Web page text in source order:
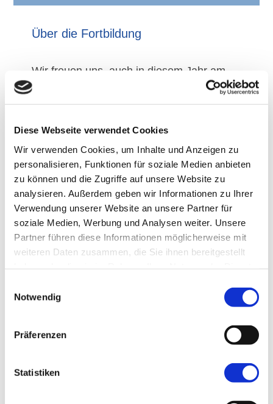
Diese Webseite verwendet Cookies
Wir verwenden Cookies, um Inhalte und Anzeigen zu
personalisieren, Funktionen für soziale Medien anbieten
zu können und die Zugriffe auf unsere Website zu
analysieren. Außerdem geben wir Informationen zu Ihrer
Verwendung unserer Website an unsere Partner für
soziale Medien, Werbung und Analysen weiter. Unsere
Partner führen diese Informationen möglicherweise mit
weiteren Daten zusammen, die Sie ihnen bereitgestellt
Notwendig
Präferenzen
Statistiken
Über die Fortbildung
Wir freuen uns, auch in diesem Jahr am
Universitätsklinikum einen Kurs zur
„Speziellen Neurologischen
Ultraschalldiagnostik“ anbieten zu können.
Der Schwerpunkt des Kurses wird die
zerebrovaskuläre Diagnostik sein. Wir
möchten aber auch die Möglichkeiten des
Ultraschalls auf der Intensivstation sowie
der Muskel- und Nervensonografie
aufzeigen. Im praktischen Teil besteht die
Möglichkeit, in Kleingruppen an modernen
Geräten interessante Befunde selbst zu
Zielgruppe: Refresher, Fortgeschrittene